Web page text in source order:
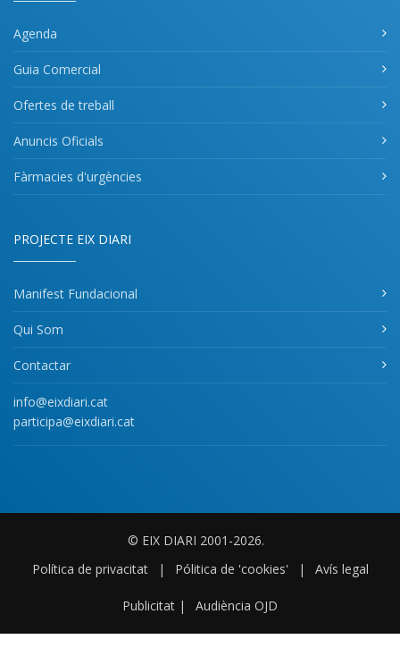
Agenda
Guia Comercial
Ofertes de treball
Anuncis Oficials
Fàrmacies d'urgències
PROJECTE EIX DIARI
Manifest Fundacional
Qui Som
Contactar
info@eixdiari.cat
participa@eixdiari.cat
© EIX DIARI 2001-2026.
Política de privacitat
| Pólitica de 'cookies' | Avís legal
Publicitat | Audiència OJD